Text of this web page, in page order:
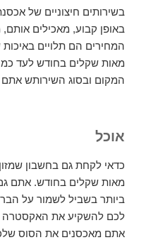
בשירותים חיצוניים של
באופן קבוע, מאכילים
המחירים הם תלויים
מאות שקלים בחודש לעד
המקום ובסוג השירותש אתם
אוכל
כדאי לקחת גם בחשבון
מאות שקלים בחודש. אתם גם
ביותר בשביל לשמור על
לכם להשקיע את האקסטרה
אתם מאכסנים את הסוס